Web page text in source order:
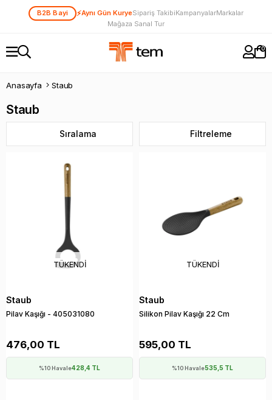
B2B Bayi ⚡Aynı Gün KuryeSipariş TakibiKampanyalarMarkalar
Mağaza Sanal Tur
0
Anasayfa Staub
Staub
Filtreleme
Sıralama
TÜKENDI
Staub
Pilav Kaşığı - 405031080
476,00 TL
%10 Havale428,4 TL
TÜKENDI
Staub
Silikon Pilav Kaşığı 22 Cm
595,00 TL
%10 Havale535,5 TL